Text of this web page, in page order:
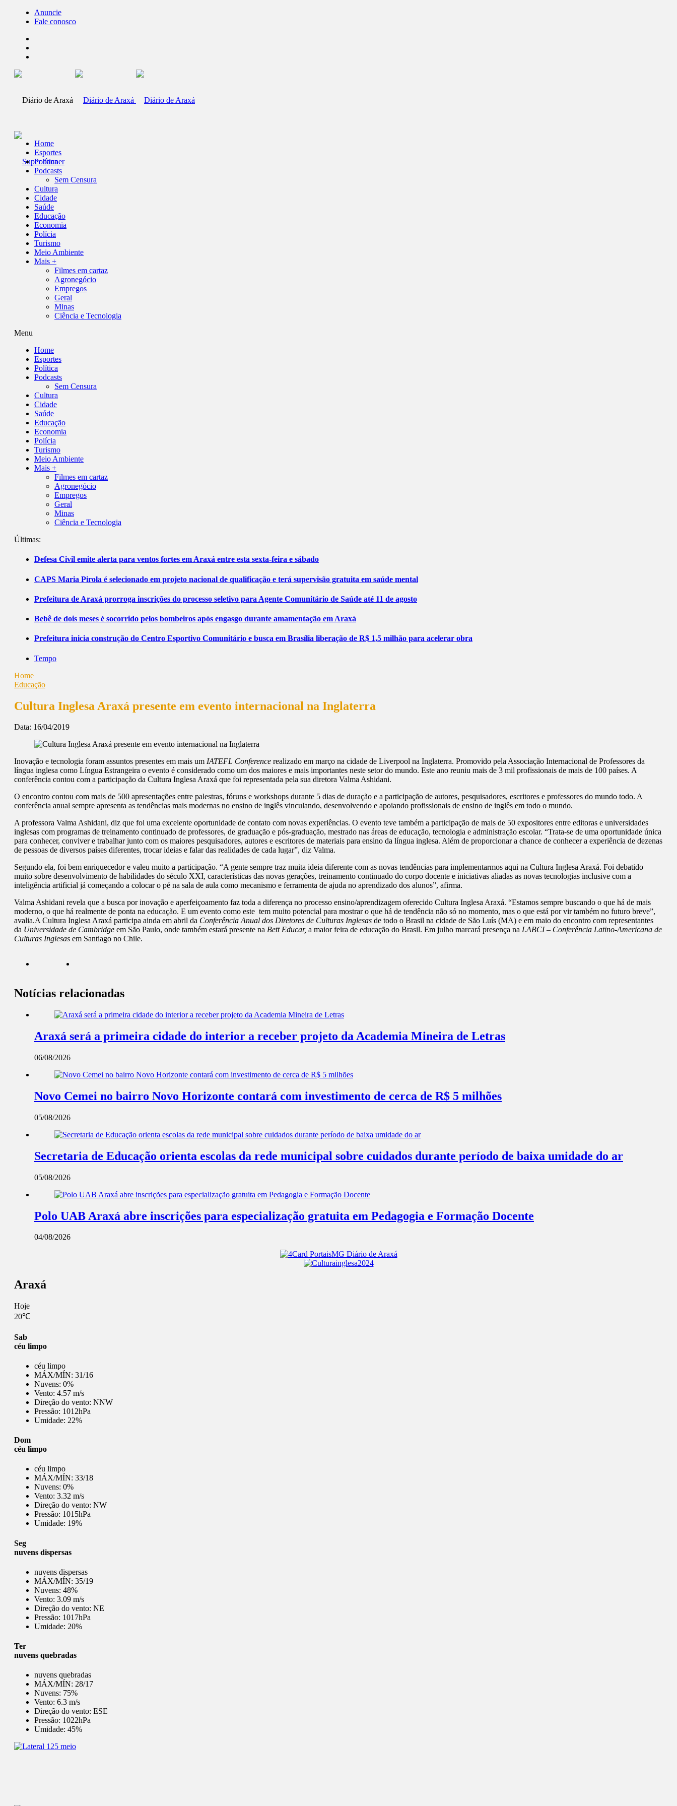
Anuncie
Fale conosco
Home
Esportes
Política
Podcasts
Sem Censura
Cultura
Cidade
Saúde
Educação
Economia
Polícia
Turismo
Meio Ambiente
Mais +
Filmes em cartaz
Agronegócio
Empregos
Geral
Minas
Ciência e Tecnologia
Menu
Home
Esportes
Política
Podcasts
Sem Censura
Cultura
Cidade
Saúde
Educação
Economia
Polícia
Turismo
Meio Ambiente
Mais +
Filmes em cartaz
Agronegócio
Empregos
Geral
Minas
Ciência e Tecnologia
Últimas:
Defesa Civil emite alerta para ventos fortes em Araxá entre esta sexta-feira e sábado
CAPS Maria Pirola é selecionado em projeto nacional de qualificação e terá supervisão gratuita em saúde mental
Prefeitura de Araxá prorroga inscrições do processo seletivo para Agente Comunitário de Saúde até 11 de agosto
Bebê de dois meses é socorrido pelos bombeiros após engasgo durante amamentação em Araxá
Prefeitura inicia construção do Centro Esportivo Comunitário e busca em Brasília liberação de R$ 1,5 milhão para acelerar obra
Tempo
Home
Educação
Cultura Inglesa Araxá presente em evento internacional na Inglaterra
Data: 16/04/2019
Inovação e tecnologia foram assuntos presentes em mais um IATEFL Conference realizado em março na cidade de Liverpool na Inglaterra. Promovido pela Associação Internacional de Professores da
língua inglesa como Língua Estrangeira o evento é considerado como um dos maiores e mais importantes neste setor do mundo. Este ano reuniu mais de 3 mil profissionais de mais de 100 países. A
conferência contou com a participação da Cultura Inglesa Araxá que foi representada pela sua diretora Valma Ashidani.
O encontro contou com mais de 500 apresentações entre palestras, fóruns e workshops durante 5 dias de duração e a participação de autores, pesquisadores, escritores e professores do mundo todo. A
conferência anual sempre apresenta as tendências mais modernas no ensino de inglês vinculando, desenvolvendo e apoiando profissionais de ensino de inglês em todo o mundo.
A professora Valma Ashidani, diz que foi uma excelente oportunidade de contato com novas experiências. O evento teve também a participação de mais de 50 expositores entre editoras e universidades
inglesas com programas de treinamento continuado de professores, de graduação e pós-graduação, mestrado nas áreas de educação, tecnologia e administração escolar. “Trata-se de uma oportunidade única
para conhecer, conviver e trabalhar junto com os maiores pesquisadores, autores e escritores de materiais para ensino da língua inglesa. Além de proporcionar a chance de conhecer a experiência de dezenas
de pessoas de diversos países diferentes, trocar ideias e falar das realidades de cada lugar”, diz Valma.
Segundo ela, foi bem enriquecedor e valeu muito a participação. “A gente sempre traz muita ideia diferente com as novas tendências para implementarmos aqui na Cultura Inglesa Araxá. Foi debatido
muito sobre desenvolvimento de habilidades do século XXI, características das novas gerações, treinamento continuado do corpo docente e iniciativas aliadas as novas tecnologias inclusive com a
inteligência artificial já começando a colocar o pé na sala de aula como mecanismo e ferramenta de ajuda no aprendizado dos alunos”, afirma.
Valma Ashidani revela que a busca por inovação e aperfeiçoamento faz toda a diferença no processo ensino/aprendizagem oferecido Cultura Inglesa Araxá. “Estamos sempre buscando o que há de mais
moderno, o que há realmente de ponta na educação. E um evento como este tem muito potencial para mostrar o que há de tendência não só no momento, mas o que está por vir também no futuro breve”,
avalia.A Cultura Inglesa Araxá participa ainda em abril da Conferência Anual dos Diretores de Culturas Inglesas de todo o Brasil na cidade de São Luís (MA) e em maio do encontro com representantes
da Universidade de Cambridge em São Paulo, onde também estará presente na Bett Educar, a maior feira de educação do Brasil. Em julho marcará presença na LABCI – Conferência Latino-Americana de
Culturas Inglesas em Santiago no Chile.
Notícias relacionadas
Araxá será a primeira cidade do interior a receber projeto da Academia Mineira de Letras
06/08/2026
Novo Cemei no bairro Novo Horizonte contará com investimento de cerca de R$ 5 milhões
05/08/2026
Secretaria de Educação orienta escolas da rede municipal sobre cuidados durante período de baixa umidade do ar
05/08/2026
Polo UAB Araxá abre inscrições para especialização gratuita em Pedagogia e Formação Docente
04/08/2026
Araxá
Hoje
20℃
Sab
céu limpo
céu limpo
MÁX/MÍN: 31/16
Nuvens: 0%
Vento: 4.57 m/s
Direção do vento: NNW
Pressão: 1012hPa
Umidade: 22%
Dom
céu limpo
céu limpo
MÁX/MÍN: 33/18
Nuvens: 0%
Vento: 3.32 m/s
Direção do vento: NW
Pressão: 1015hPa
Umidade: 19%
Seg
nuvens dispersas
nuvens dispersas
MÁX/MÍN: 35/19
Nuvens: 48%
Vento: 3.09 m/s
Direção do vento: NE
Pressão: 1017hPa
Umidade: 20%
Ter
nuvens quebradas
nuvens quebradas
MÁX/MÍN: 28/17
Nuvens: 75%
Vento: 6.3 m/s
Direção do vento: ESE
Pressão: 1022hPa
Umidade: 45%